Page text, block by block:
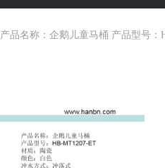
产品名称：企鹅儿童马桶 产品型号：